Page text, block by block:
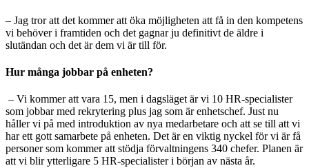
– Jag tror att det kommer att öka möjligheten att få in den kompetens
vi behöver i framtiden och det gagnar ju definitivt de äldre i
slutändan och det är dem vi är till för.
Hur många jobbar på enheten?
– Vi kommer att vara 15, men i dagsläget är vi 10 HR-specialister
som jobbar med rekrytering plus jag som är enhetschef. Just nu
håller vi på med introduktion av nya medarbetare och att se till att vi
har ett gott samarbete på enheten. Det är en viktig nyckel för vi är få
personer som kommer att stödja förvaltningens 340 chefer. Planen är
att vi blir ytterligare 5 HR-specialister i början av nästa år.